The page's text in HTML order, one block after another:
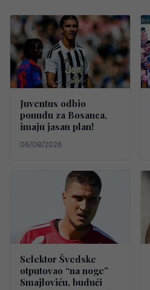
Juventus odbio
ponudu za Bosanca,
imaju jasan plan!
06/08/2026
Selektor Švedske
otputovao “na noge”
Smajloviću, budući